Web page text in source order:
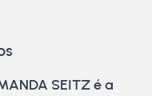
SEITZ é a